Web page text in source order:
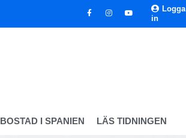
Logga
in
BOSTAD I SPANIEN LÄS TIDNINGEN